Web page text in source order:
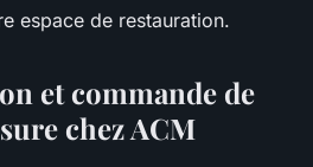
espace de restauration.
et commande de
chez ACM